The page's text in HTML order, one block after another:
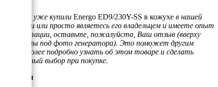
Если Вы уже купили Energo ED9/230Y-SS в кожухе в нашей
компании или просто являетесь его владельцем и имеете опыт
эксплуатации, оставьте, пожалуйста, Ваш отзыв (вверху
страницы под фото генератора). Это поможет другим
людям более подробно узнать об этом товаре и сделать
правильный выбор при покупке.
Отзывы